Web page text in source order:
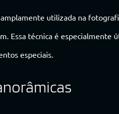
amplamente utilizada na
Essa técnica é especialmente
especiais.